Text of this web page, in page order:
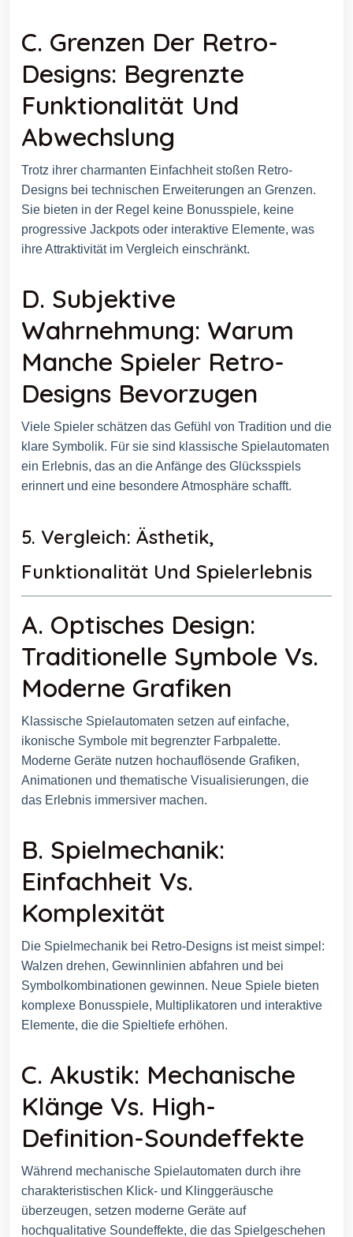
C. Grenzen Der Retro-
Designs: Begrenzte
Funktionalität Und
Abwechslung
Trotz ihrer charmanten Einfachheit stoßen Retro-
Designs bei technischen Erweiterungen an Grenzen.
Sie bieten in der Regel keine Bonusspiele, keine
progressive Jackpots oder interaktive Elemente, was
ihre Attraktivität im Vergleich einschränkt.
D. Subjektive
Wahrnehmung: Warum
Manche Spieler Retro-
Designs Bevorzugen
Viele Spieler schätzen das Gefühl von Tradition und die
klare Symbolik. Für sie sind klassische Spielautomaten
ein Erlebnis, das an die Anfänge des Glücksspiels
erinnert und eine besondere Atmosphäre schafft.
5. Vergleich: Ästhetik,
Funktionalität Und Spielerlebnis
A. Optisches Design:
Traditionelle Symbole Vs.
Moderne Grafiken
Klassische Spielautomaten setzen auf einfache,
ikonische Symbole mit begrenzter Farbpalette.
Moderne Geräte nutzen hochauflösende Grafiken,
Animationen und thematische Visualisierungen, die
das Erlebnis immersiver machen.
B. Spielmechanik:
Einfachheit Vs.
Komplexität
Die Spielmechanik bei Retro-Designs ist meist simpel:
Walzen drehen, Gewinnlinien abfahren und bei
Symbolkombinationen gewinnen. Neue Spiele bieten
komplexe Bonusspiele, Multiplikatoren und interaktive
Elemente, die die Spieltiefe erhöhen.
C. Akustik: Mechanische
Klänge Vs. High-
Definition-Soundeffekte
Während mechanische Spielautomaten durch ihre
charakteristischen Klick- und Klinggeräusche
überzeugen, setzen moderne Geräte auf
hochqualitative Soundeffekte, die das Spielgeschehen